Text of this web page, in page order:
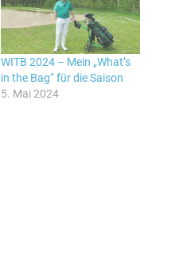
WITB 2024 – Mein „What’s
in the Bag“ für die Saison
5. Mai 2024